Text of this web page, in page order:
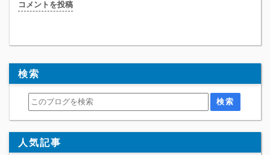
コメントを投稿
検索
人気記事